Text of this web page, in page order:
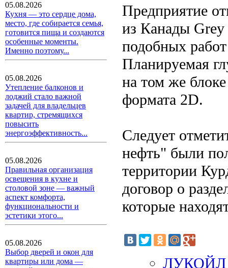
05.08.2026
Кухня — это сердце дома,
место, где собирается семья,
готовится пища и создаются
особенные моменты.
Именно поэтому...
05.08.2026
Утепление балконов и
лоджий стало важной
задачей для владельцев
квартир, стремящихся
повысить
энергоэффективность...
05.08.2026
Правильная организация
освещения в кухне и
столовой зоне — важный
аспект комфорта,
функциональности и
эстетики этого...
05.08.2026
Выбор дверей и окон для
квартиры или дома —
Предприятие
из Канады
подобных работ
Планируемая
на том же
формата 2D.
Следует
нефть" были
территории
договор о
которые
ЛУКОЙЛ